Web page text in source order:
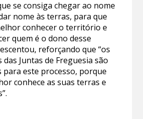
se consiga chegar ao nome
nome às terras, para que
conhecer o território e
quem é o dono desse
reforçando que “os
das Juntas de Freguesia são
este processo, porque
conhece as suas terras e